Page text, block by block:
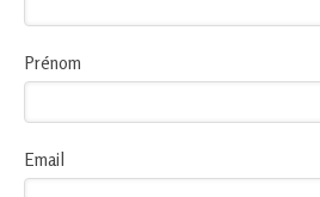
Prénom
Email